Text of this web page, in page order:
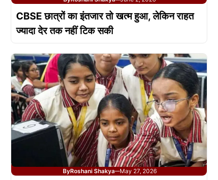
CBSE छात्रों का इंतजार तो खत्म हुआ, लेकिन राहत
ज्यादा देर तक नहीं टिक सकी
ByRoshani Shakya—May 27, 2026